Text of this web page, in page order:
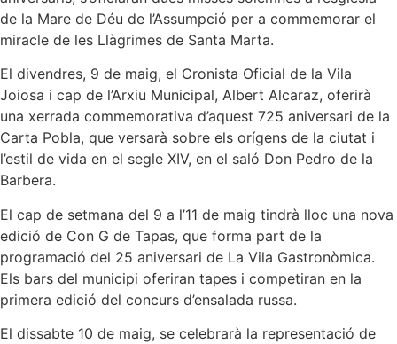
de la Mare de Déu de l’Assumpció per a commemorar el
miracle de les Llàgrimes de Santa Marta.
El divendres, 9 de maig, el Cronista Oficial de la Vila
Joiosa i cap de l’Arxiu Municipal, Albert Alcaraz, oferirà
una xerrada commemorativa d’aquest 725 aniversari de la
Carta Pobla, que versarà sobre els orígens de la ciutat i
l’estil de vida en el segle XIV, en el saló Don Pedro de la
Barbera.
El cap de setmana del 9 a l’11 de maig tindrà lloc una nova
edició de Con G de Tapas, que forma part de la
programació del 25 aniversari de La Vila Gastronòmica.
Els bars del municipi oferiran tapes i competiran en la
primera edició del concurs d’ensalada russa.
El dissabte 10 de maig, se celebrarà la representació de